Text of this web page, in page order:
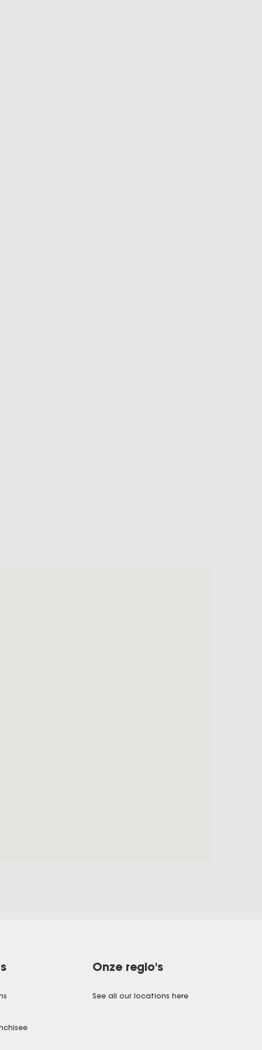
Onze regio's
See all our locations here